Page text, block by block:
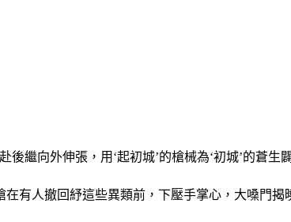
繼向外伸張，用‘起初城’的槍械為‘初城’的蒼生
有人撤回紓這些異類前，下壓手掌心，大嗓門揭